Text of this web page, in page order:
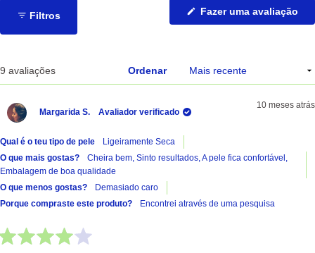
Filtros Fazer uma avaliação
9 avaliações Ordenar
Margarida S. Avaliador verificado
10 meses atrás
Qual é o teu tipo de pele
Ligeiramente Seca
O que mais gostas?
Cheira bem, Sinto resultados, A pele fica confortável,
Embalagem de boa qualidade
O que menos gostas?
Demasiado caro
Porque compraste este produto?
Encontrei através de uma pesquisa
A carregar...